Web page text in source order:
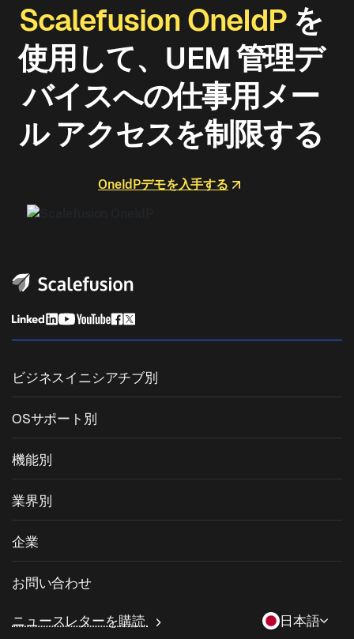
Scalefusion OneIdPを
使用して、UEM 管理デ
バイスへの仕事用メー
ル アクセスを制限する
OneIdPデモを入手する
ビジネスイニシアチブ別
キオスクソフトウェア
私物デバイスの持ち込み (BYOD)
OSサポート別
iOS管理
Linux管理
機能別
条件付きアクセス
遠隔操作
業界別
小売
企業
お問い合わせ
sales[at]scalefusion.com
ニュースレターを購読 日本語